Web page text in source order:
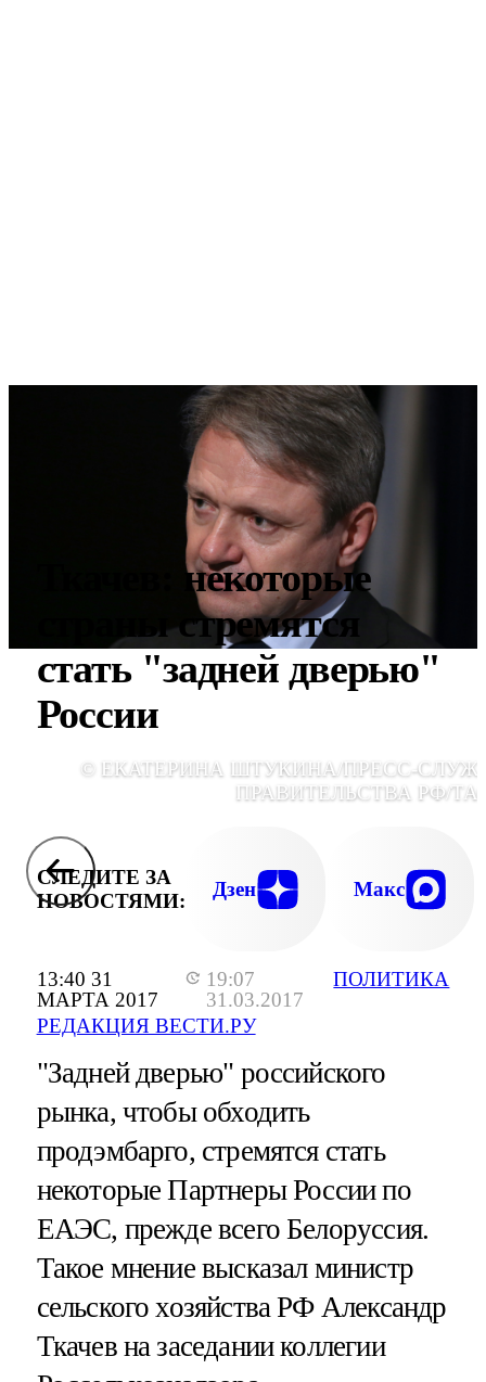
13:40 31
МАРТА 2017
19:07
31.03.2017
РЕДАКЦИЯ ВЕСТИ.РУ
ПОЛИТИКА
Ткачев: некоторые
страны стремятся
стать "задней дверью"
России
© ЕКАТЕРИНА ШТУКИНА/ПРЕСС-
ПРАВИТЕЛЬСТВА РФ/
СЛЕДИТЕ ЗА
НОВОСТЯМИ:
Дзен Макс
"Задней дверью" российского
рынка, чтобы обходить
продэмбарго, стремятся стать
некоторые Партнеры России по
ЕАЭС, прежде всего Белоруссия.
Такое мнение высказал министр
сельского хозяйства РФ Александр
Ткачев на заседании коллегии